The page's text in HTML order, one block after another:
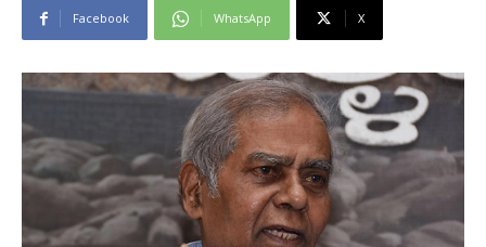
Facebook WhatsApp X